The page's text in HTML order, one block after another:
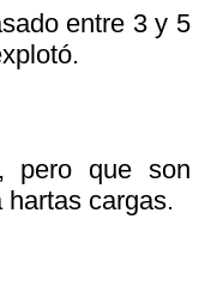
entre 3 y 5
pero que son
cargas.